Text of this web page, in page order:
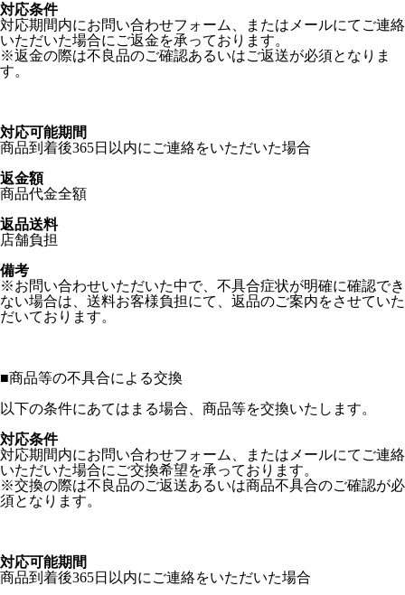
対応条件
対応期間内にお問い合わせフォーム、またはメールにてご連絡
いただいた場合にご返金を承っております。
※返金の際は不良品のご確認あるいはご返送が必須となりま
す。
対応可能期間
商品到着後365日以内にご連絡をいただいた場合
返金額
商品代金全額
返品送料
店舗負担
備考
※お問い合わせいただいた中で、不具合症状が明確に確認でき
ない場合は、送料お客様負担にて、返品のご案内をさせていた
だいております。
■商品等の不具合による交換
以下の条件にあてはまる場合、商品等を交換いたします。
対応条件
対応期間内にお問い合わせフォーム、またはメールにてご連絡
いただいた場合にご交換希望を承っております。
※交換の際は不良品のご返送あるいは商品不具合のご確認が必
須となります。
対応可能期間
商品到着後365日以内にご連絡をいただいた場合